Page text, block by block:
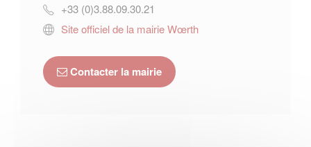
+33 (0)3.88.09.30.21
Site officiel de la mairie Wœrth
Contacter la mairie